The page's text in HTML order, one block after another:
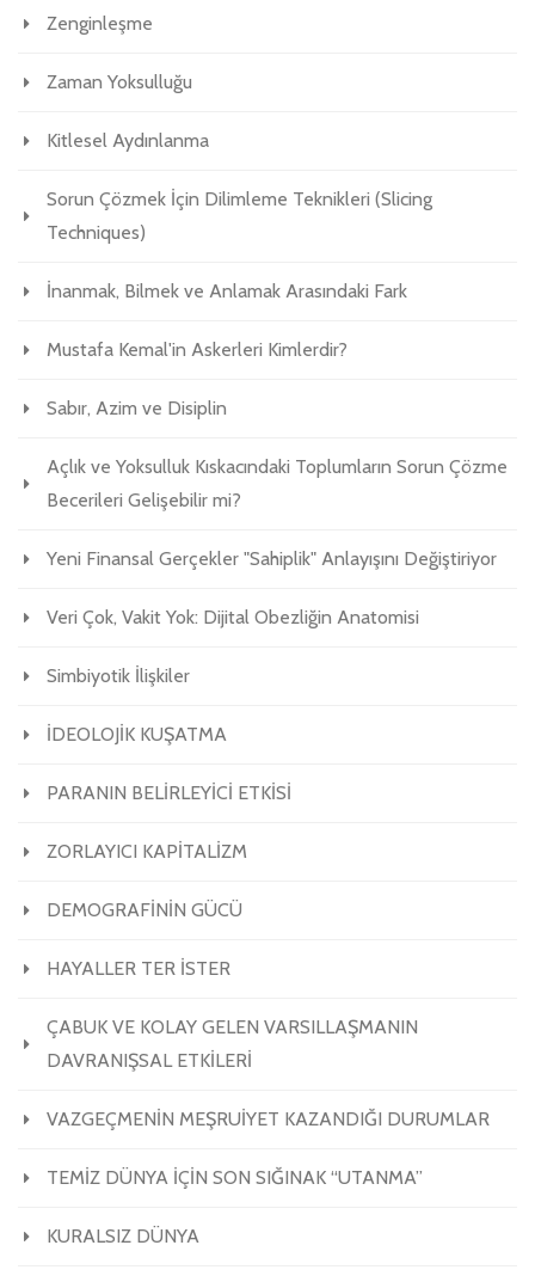
Zenginleşme
Zaman Yoksulluğu
Kitlesel Aydınlanma
Sorun Çözmek İçin Dilimleme Teknikleri (Slicing
Techniques)
İnanmak, Bilmek ve Anlamak Arasındaki Fark
Mustafa Kemal'in Askerleri Kimlerdir?
Sabır, Azim ve Disiplin
Açlık ve Yoksulluk Kıskacındaki Toplumların Sorun Çözme
Becerileri Gelişebilir mi?
Yeni Finansal Gerçekler "Sahiplik" Anlayışını Değiştiriyor
Veri Çok, Vakit Yok: Dijital Obezliğin Anatomisi
Simbiyotik İlişkiler
İDEOLOJİK KUŞATMA
PARANIN BELİRLEYİCİ ETKİSİ
ZORLAYICI KAPİTALİZM
DEMOGRAFİNİN GÜCÜ
HAYALLER TER İSTER
ÇABUK VE KOLAY GELEN VARSILLAŞMANIN
DAVRANIŞSAL ETKİLERİ
VAZGEÇMENİN MEŞRUİYET KAZANDIĞI DURUMLAR
TEMİZ DÜNYA İÇİN SON SIĞINAK “UTANMA”
KURALSIZ DÜNYA